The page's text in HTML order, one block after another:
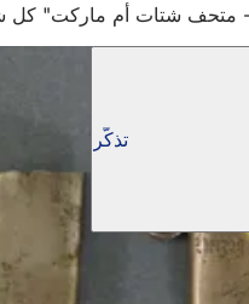
أم ماركت" كل شهر قطعتهم المفضلة
تذكّر